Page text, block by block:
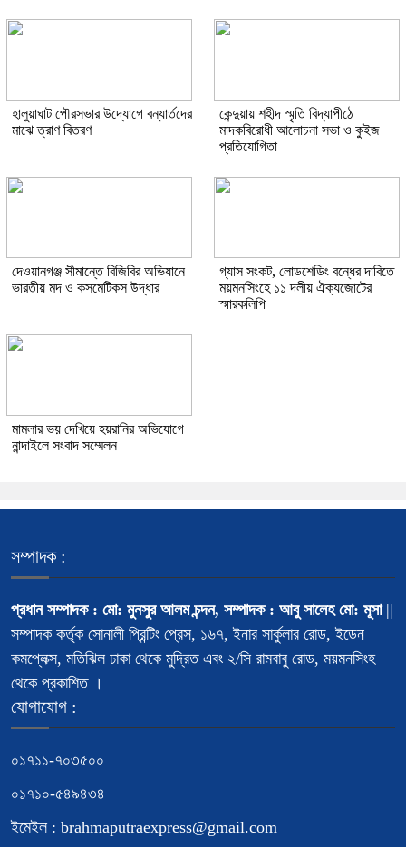
হালুয়াঘাট পৌরসভার উদ্যোগে বন্যার্তদের
মাঝে ত্রাণ বিতরণ
কেন্দুয়ায় শহীদ স্মৃতি বিদ্যাপীঠে
মাদকবিরোধী আলোচনা সভা ও কুইজ
প্রতিযোগিতা
দেওয়ানগঞ্জ সীমান্তে বিজিবির অভিযানে
ভারতীয় মদ ও কসমেটিকস উদ্ধার
গ্যাস সংকট, লোডশেডিং বন্ধের দাবিতে
ময়মনসিংহে ১১ দলীয় ঐক্যজোটের
স্মারকলিপি
মামলার ভয় দেখিয়ে হয়রানির অভিযোগে
নান্দাইলে সংবাদ সম্মেলন
সম্পাদক :
প্রধান সম্পাদক : মো: মুনসুর আলম চন্দন, সম্পাদক : আবু সালেহ মো: মূসা||
সম্পাদক কর্তৃক সোনালী প্রিন্টিং প্রেস, ১৬৭, ইনার সার্কুলার রোড, ইডেন
কমপ্লেক্স, মতিঝিল ঢাকা থেকে মুদ্রিত এবং ২/সি রামবাবু রোড, ময়মনসিংহ
থেকে প্রকাশিত ।
যোগাযোগ :
০১৭১১-৭০৩৫০০
০১৭১০-৫৪৯৪৩৪
ইমেইল : brahmaputraexpress@gmail.com